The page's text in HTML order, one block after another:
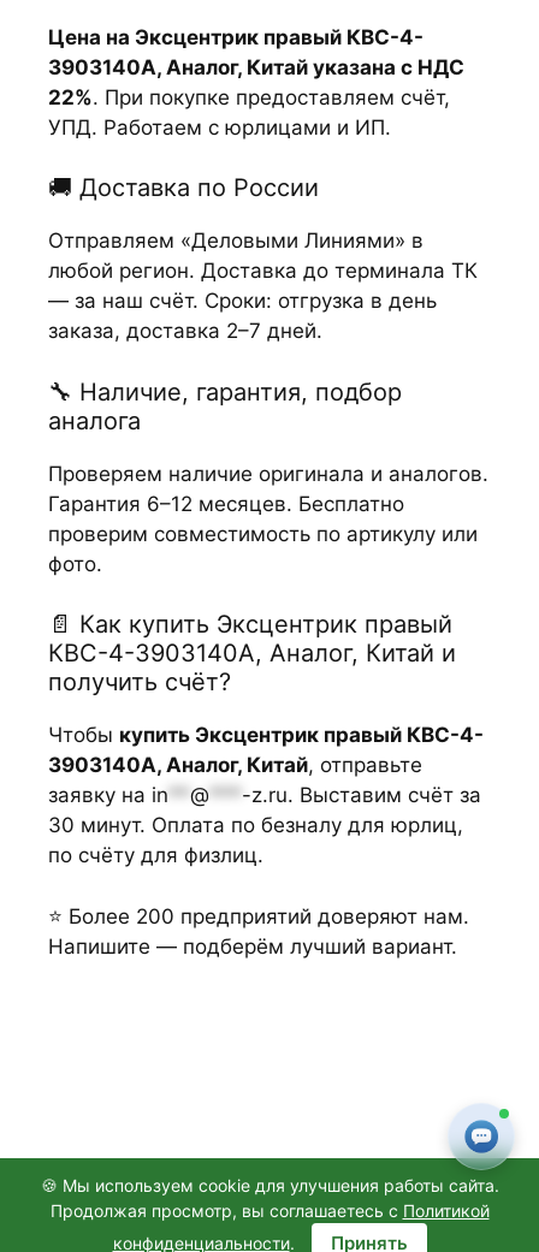
Цена на Эксцентрик правый КВС-4-
3903140А, Аналог, Китай указана с НДС
22%. При покупке предоставляем счёт,
УПД. Работаем с юрлицами и ИП.
🚚 Доставка по России
Отправляем «Деловыми Линиями» в
любой регион. Доставка до терминала ТК
— за наш счёт. Сроки: отгрузка в день
заказа, доставка 2–7 дней.
🔧 Наличие, гарантия, подбор
аналога
Проверяем наличие оригинала и аналогов.
Гарантия 6–12 месяцев. Бесплатно
проверим совместимость по артикулу или
фото.
📄 Как купить Эксцентрик правый
КВС-4-3903140А, Аналог, Китай и
получить счёт?
Чтобы купить Эксцентрик правый КВС-4-
3903140А, Аналог, Китай, отправьте
заявку на in **@ *** -z.ru. Выставим счёт за
30 минут. Оплата по безналу для юрлиц,
по счёту для физлиц.
⭐ Более 200 предприятий доверяют нам.
Напишите — подберём лучший вариант.
🍪 Мы используем cookie для улучшения работы сайта.
Продолжая просмотр, вы соглашаетесь с Политикой
конфиденциальности. Принять
ООО "АГРОТОРГЗАПЧАСТИ", Санкт-Петербург